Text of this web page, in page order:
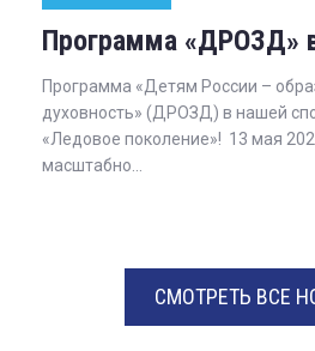
Программа «ДРОЗД»
Программа «Детям России –
духовность» (ДРОЗД) в нашей
«Ледовое поколение»! 13 мая
масштабно...
СМОТРЕТЬ ВСЕ